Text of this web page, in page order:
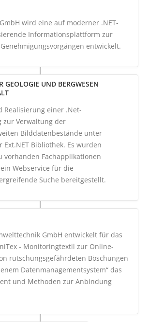
wird eine auf moderner .NET-
Informationsplattform zur
entwickelt.
GEOLOGIE UND BERGWESEN
Realisierung einer .Net-
zur Verwaltung der
Bilddatenbestände unter
Ext.NET Bibliothek. Es wurden
vorhanden Fachapplikationen
Webservice für die
Suche bereitgestellt.
GmbH entwickelt für das
- Monitoringtextil zur Online-
rutschungsgefährdeten Böschungen
Datenmanagementsystem“ das
und Methoden zur Anbindung